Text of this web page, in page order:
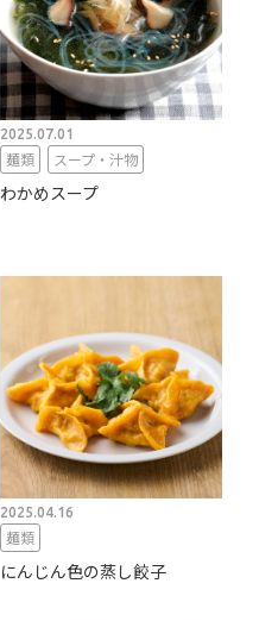
2025.07.01
麺類 スープ・汁物
わかめスープ
2025.04.16
麺類
にんじん色の蒸し餃子